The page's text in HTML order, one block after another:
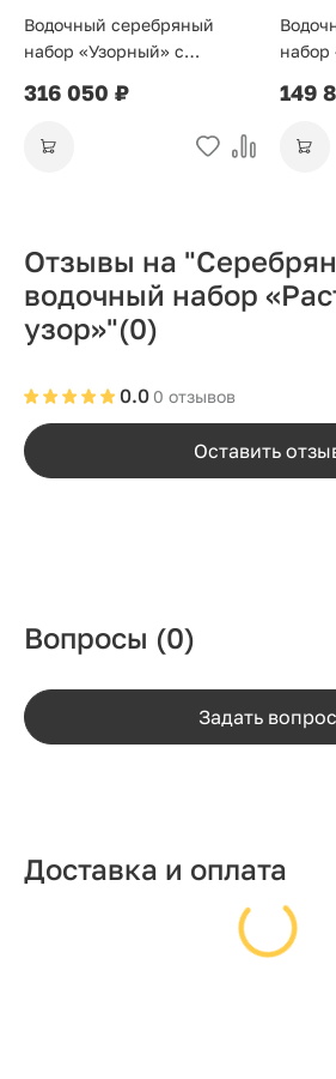
Водочный серебряный
набор «Узорный» с
316 050 ₽
набор
149
Отзывы на
водочный набор
узор»"(0)
0 отзывов
0.0
Оставить
Вопросы (0)
Задать вопрос
Доставка и оплата